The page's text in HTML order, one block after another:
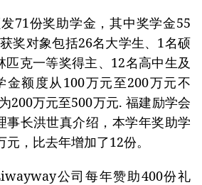
71份奖助学金，其中奖学金55
奖对象包括26名大学生、1名硕
匹克一等奖得主、12名高中生及
金额度从100万元至200万元不
200万元至500万元. 福建励学会
事长洪世真介绍，本学年奖助学
，比去年增加了12份。
公司每年赞助400份礼